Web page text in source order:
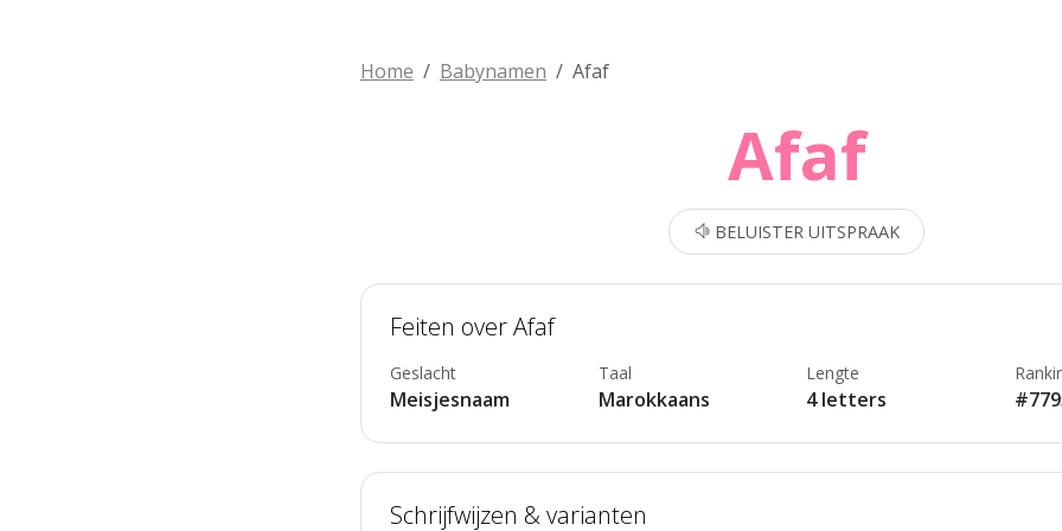
Home Babynamen Afaf
Afaf
BELUISTER UITSPRAAK
Feiten over Afaf
Geslacht
Meisjesnaam
Taal
Marokkaans
Lengte
4 letters
Schrijfwijzen & varianten